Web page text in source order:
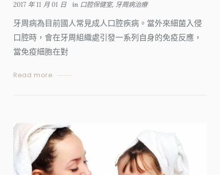
2017 年 11 月 01 日 in 口腔保健室, 牙周病治療
牙周病為目前國人常見成人口腔疾病。當外來細菌入侵
口腔時，會在牙周組織處引發一系列自身的免疫反應，
當免疫細胞在對
Read more